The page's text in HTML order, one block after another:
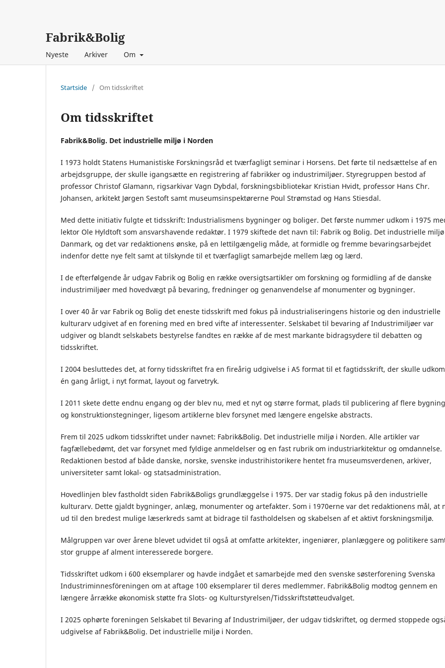
Fabrik&Bolig
Nyeste Arkiver Om
Startside / Om tidsskriftet
Om tidsskriftet
Fabrik&Bolig. Det industrielle miljø i Norden
I 1973 holdt Statens Humanistiske Forskningsråd et tværfagligt seminar i Horsens. Det førte til nedsættelse af en
arbejdsgruppe, der skulle igangsætte en registrering af fabrikker og industrimiljøer. Styregruppen bestod af
professor Christof Glamann, rigsarkivar Vagn Dybdal, forskningsbibliotekar Kristian Hvidt, professor Hans Chr.
Johansen, arkitekt Jørgen Sestoft samt museumsinspektørerne Poul Strømstad og Hans Stiesdal.
Med dette initiativ fulgte et tidsskrift: Industrialismens bygninger og boliger. Det første nummer udkom i 1975
lektor Ole Hyldtoft som ansvarshavende redaktør. I 1979 skiftede det navn til: Fabrik og Bolig. Det industrielle
Danmark, og det var redaktionens ønske, på en lettilgængelig måde, at formidle og fremme bevaringsarbejdet
indenfor dette nye felt samt at tilskynde til et tværfagligt samarbejde mellem læg og lærd.
I de efterfølgende år udgav Fabrik og Bolig en række oversigtsartikler om forskning og formidling af de danske
industrimiljøer med hovedvægt på bevaring, fredninger og genanvendelse af monumenter og bygninger.
I over 40 år var Fabrik og Bolig det eneste tidsskrift med fokus på industrialiseringens historie og den industrielle
kulturarv udgivet af en forening med en bred vifte af interessenter. Selskabet til bevaring af Industrimiljøer var
udgiver og blandt selskabets bestyrelse fandtes en række af de mest markante bidragsydere til debatten og
tidsskriftet.
I 2004 besluttedes det, at forny tidsskriftet fra en fireårig udgivelse i A5 format til et fagtidsskrift, der skulle
én gang årligt, i nyt format, layout og farvetryk.
I 2011 skete dette endnu engang og der blev nu, med et nyt og større format, plads til publicering af flere
og konstruktionstegninger, ligesom artiklerne blev forsynet med længere engelske abstracts.
Frem til 2025 udkom tidsskriftet under navnet: Fabrik&Bolig. Det industrielle miljø i Norden. Alle artikler var
fagfællebedømt, det var forsynet med fyldige anmeldelser og en fast rubrik om industriarkitektur og omdannelse.
Redaktionen bestod af både danske, norske, svenske industrihistorikere hentet fra museumsverdenen, arkiver,
universiteter samt lokal- og statsadministration.
Hovedlinjen blev fastholdt siden Fabrik&Boligs grundlæggelse i 1975. Der var stadig fokus på den industrielle
kulturarv. Dette gjaldt bygninger, anlæg, monumenter og artefakter. Som i 1970erne var det redaktionens mål, at
ud til den bredest mulige læserkreds samt at bidrage til fastholdelsen og skabelsen af et aktivt forskningsmiljø.
Målgruppen var over årene blevet udvidet til også at omfatte arkitekter, ingeniører, planlæggere og politikere
stor gruppe af alment interesserede borgere.
Tidsskriftet udkom i 600 eksemplarer og havde indgået et samarbejde med den svenske søsterforening Svenska
Industriminnesföreningen om at aftage 100 eksemplarer til deres medlemmer. Fabrik&Bolig modtog gennem en
længere årrække økonomisk støtte fra Slots- og Kulturstyrelsen/Tidsskriftstøtteudvalget.
I 2025 ophørte foreningen Selskabet til Bevaring af Industrimiljøer, der udgav tidskriftet, og dermed stoppede
udgivelse af Fabrik&Bolig. Det industrielle miljø i Norden.